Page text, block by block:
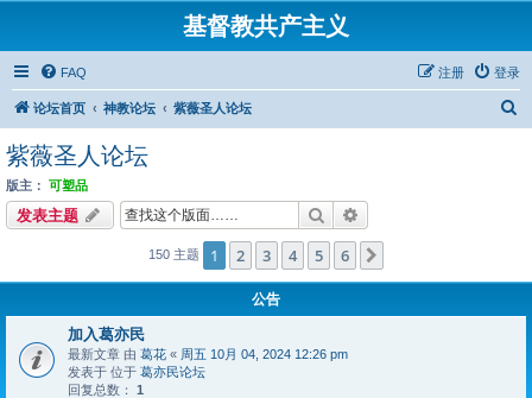
基督教共产主义
FAQ 登录
注册
论坛首页 神教论坛 紫薇圣人论坛
紫薇圣人论坛
版主： 可塑品
发表主题 搜索
150 主题 1 2 3 4 5 6
公告
加入葛亦民
最新文章 由 葛花 « 周五 10月 04, 2024 12:26 pm
发表于 位于 葛亦民论坛
回复总数： 1